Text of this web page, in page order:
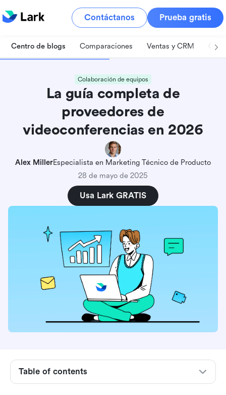
Contáctanos Prueba gratis
Centro de blogs Comparaciones Ventas y CRM
Colaboración de equipos
La guía completa de
proveedores de
videoconferencias en 2026
Alex MillerEspecialista en Marketing Técnico de Producto
28 de mayo de 2025
Usa Lark GRATIS
Table of contents